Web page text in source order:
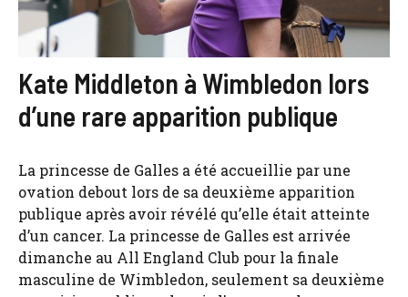
Kate Middleton à Wimbledon lors
d’une rare apparition publique
La princesse de Galles a été accueillie par une
ovation debout lors de sa deuxième apparition
publique après avoir révélé qu’elle était atteinte
d’un cancer. La princesse de Galles est arrivée
dimanche au All England Club pour la finale
masculine de Wimbledon, seulement sa deuxième